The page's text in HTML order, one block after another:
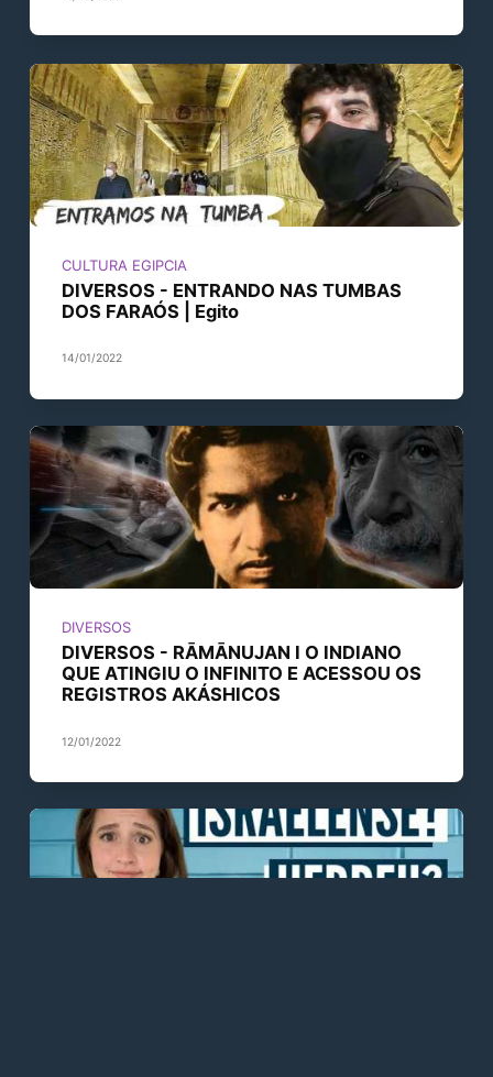
CULTURA EGIPCIA
DIVERSOS - ENTRANDO NAS TUMBAS
DOS FARAÓS | Egito
14/01/2022
DIVERSOS
DIVERSOS - RĀMĀNUJAN I O INDIANO
QUE ATINGIU O INFINITO E ACESSOU OS
REGISTROS AKÁSHICOS
12/01/2022